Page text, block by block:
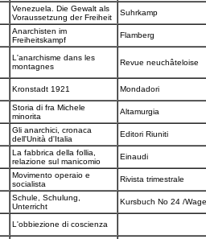
Venezuela. Die Gewalt als
Voraussetzung der Freiheit
Suhrkamp
Anarchisten im
Freiheitskampf
Flamberg
L'anarchisme dans les
montagnes
Revue neuchâteloise
Kronstadt 1921 Mondadori
Storia di fra Michele
minorita
Altamurgia
Gli anarchici, cronaca
dell'Unità d'Italia
Editori Riuniti
La fabbrica della follia,
relazione sul manicomio
Einaudi
Movimento operaio e
socialista
Rivista trimestrale
Schule, Schulung,
Unterricht
Kursbuch No 24 /
L'obbiezione di coscienza